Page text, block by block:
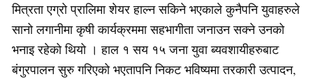
मित्रता एग्रो प्रालिमा शेयर हाल्न सकिने भएकाले कुनैपनि युवाहरुले
सानो लगानीमा कृषी कार्यक्रममा सहभागीता जनाउन सक्ने उनको
भनाइ रहेको थियो । हाल १ सय १५ जना युवा ब्यवशायीहरुबाट
बंगुरपालन सुरु गरिएको भएतापनि निकट भविष्यमा तरकारी उत्पादन,